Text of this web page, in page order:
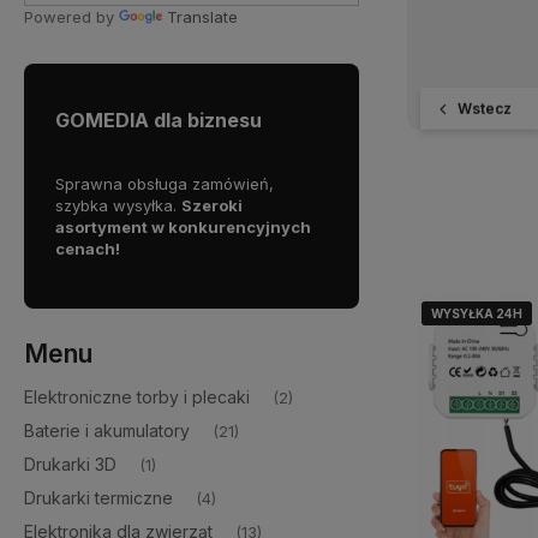
Powered by Translate
GOMEDIA dla biznesu
Sprawna obsługa zamówień,
szybka wysyłka. Szeroki
asortyment w konkurencyjnych
cenach!
Menu
Elektroniczne torby i plecaki (2)
Baterie i akumulatory (21)
Drukarki 3D (1)
Drukarki termiczne (4)
Elektronika dla zwierząt (13)
Wstecz
WYSYŁKA 24H
WYSYŁKA 24H
WYSYŁKA 24H